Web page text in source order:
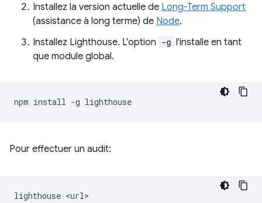
Installez la version actuelle de Long-Term Support
(assistance à long terme) de Node.
Installez Lighthouse. L'option -g l'installe en tant
que module global.
npm install -g
Pour effectuer un audit:
lighthouse